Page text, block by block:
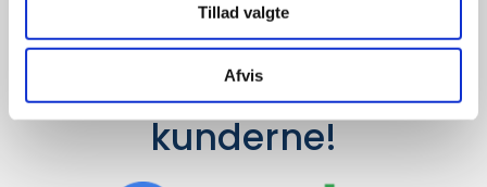
Tillad valgte
Afvis
Det siger
kunderne!